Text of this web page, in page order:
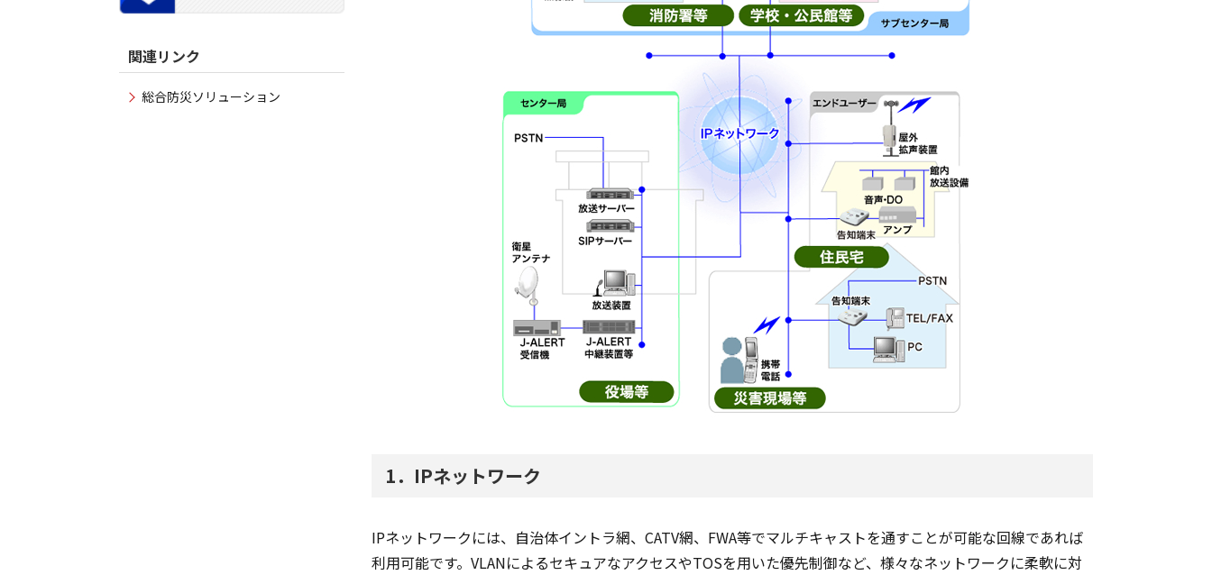
1．IPネットワーク
IPネットワークには、自治体イントラ網、CATV網、FWA等でマルチキャストを通すことが可能な回線であれば
利用可能です。VLANによるセキュアなアクセスやTOSを用いた優先制御など、様々なネットワークに柔軟に対
関連リンク
総合防災ソリューション